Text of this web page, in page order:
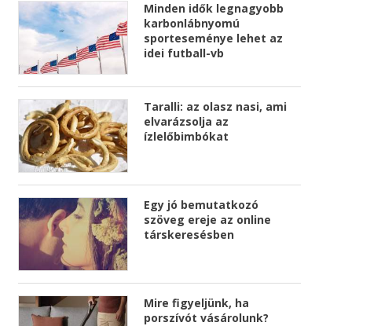
Minden idők legnagyobb
karbonlábnyomú
sporteseménye lehet az
idei futball-vb
Taralli: az olasz nasi, ami
elvarázsolja az
ízlelőbimbókat
Egy jó bemutatkozó
szöveg ereje az online
társkeresésben
Mire figyeljünk, ha
porszívót vásárolunk?